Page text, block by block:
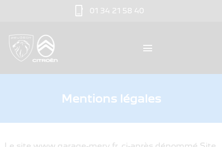
phone_iphone 01 34 21 58 40
menu
Mentions légales